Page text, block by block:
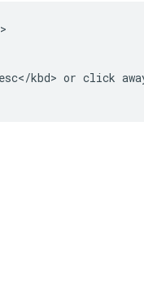
kbd> or click